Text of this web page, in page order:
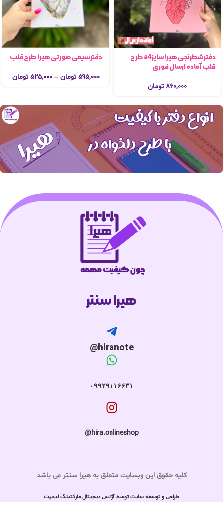
دفترشطرنجی هیرا سایزa4 طرح
قلب آماده ارسال فوری
۸۶۰,۰۰۰ تومان
دفترسیمی صورتی هیرا طرح قلب
۵۹۵,۰۰۰ تومان – ۵۲۵,۰۰۰ تومان
هیرا سنتر
hiranote@
۰۹۹۲۹۱۱۶۶۳۱
hira.onlineshop@
کلیه حقوق این وبسایت متعلق به هیرا سنتر می باشد
طراحی و توسعه سایت توسط آژانس دیجیتال مارکتینگ لیمیت